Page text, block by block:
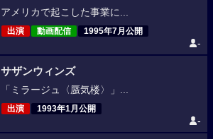
アメリカで起こした事業に...
出演 動画配信 1995年7月公開
-
サザンウィンズ
「ミラージュ〈蜃気楼〉」...
出演 1993年1月公開
-